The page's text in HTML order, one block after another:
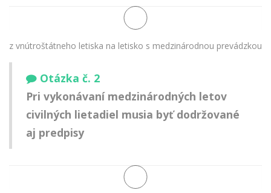
z vnútroštátneho letiska na letisko s medzinárodnou prevádzkou
Otázka č. 2
Pri vykonávaní medzinárodných letov
civilných lietadiel musia byť dodržované
aj predpisy